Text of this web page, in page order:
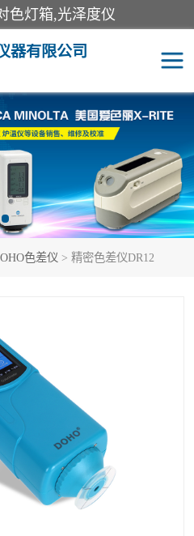
色灯箱,光泽度仪
器有限公司
色差仪 > 精密色差仪DR12
色差宝
DOHO色差仪
爱色丽测色仪
非接触式在线测色仪
图像测试卡
美能达色差仪维修
校色仪维修
区域测色仪